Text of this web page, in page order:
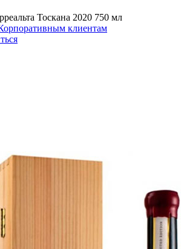
Тоскана 2020 750 мл
клиентам